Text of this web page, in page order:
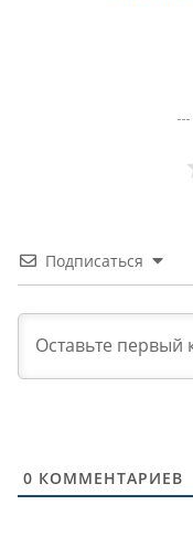
Подписаться
0 КОММЕНТАРИЕВ